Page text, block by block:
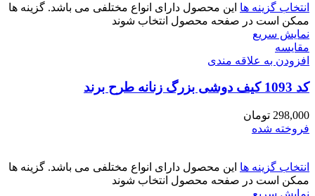
انتخاب گزینه ها این محصول دارای انواع مختلفی می باشد. گزینه ها
ممکن است در صفحه محصول انتخاب شوند
نمایش سریع
مقايسه
افزودن به علاقه مندی
کد 1093 کیف دوشی بزرگ زنانه طرح برند
298,000 تومان
فروخته شده
انتخاب گزینه ها این محصول دارای انواع مختلفی می باشد. گزینه ها
ممکن است در صفحه محصول انتخاب شوند
نمایش سریع